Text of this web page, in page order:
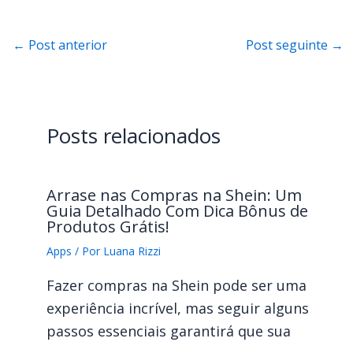
← Post anterior Post seguinte →
Posts relacionados
Arrase nas Compras na Shein: Um
Guia Detalhado Com Dica Bônus de
Produtos Grátis!
Apps / Por Luana Rizzi
Fazer compras na Shein pode ser uma
experiência incrível, mas seguir alguns
passos essenciais garantirá que sua